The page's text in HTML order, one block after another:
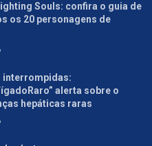
Souls: confira o guia de
os 20 personagens de
interrompidas:
alerta sobre o
hepáticas raras